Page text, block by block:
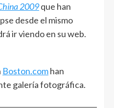
2009que han
desde el mismo
ir viendo en su web.
Boston.comhan
galería fotográfica.